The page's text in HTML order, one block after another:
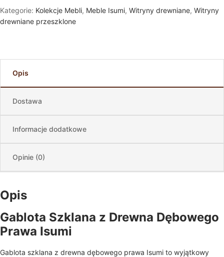
Kategorie: Kolekcje Mebli, Meble Isumi, Witryny drewniane, Witryny
drewniane przeszklone
Opis
Dostawa
Informacje dodatkowe
Opinie (0)
Opis
Gablota Szklana z Drewna Dębowego
Prawa Isumi
Gablota szklana z drewna dębowego prawa Isumi to wyjątkowy